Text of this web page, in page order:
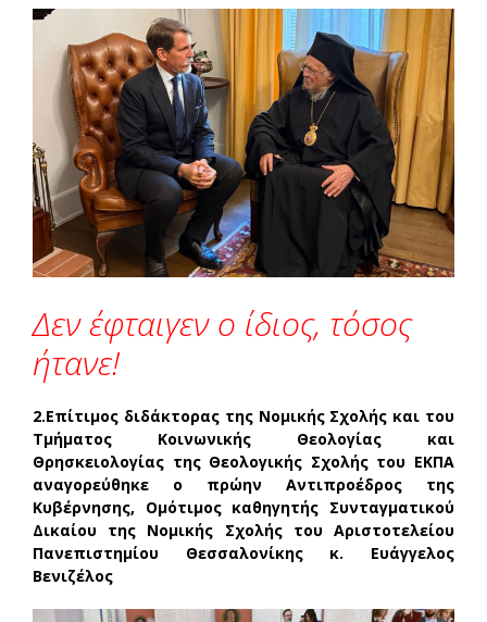
Δεν έφταιγεν ο ίδιος, τόσος
ήτανε!
2.Επίτιμος διδάκτορας της Νομικής Σχολής και του
Τμήματος Κοινωνικής Θεολογίας και
Θρησκειολογίας της Θεολογικής Σχολής του ΕΚΠΑ
αναγορεύθηκε ο πρώην Αντιπροέδρος της
Κυβέρνησης, Ομότιμος καθηγητής Συνταγματικού
Δικαίου της Νομικής Σχολής του Αριστοτελείου
Πανεπιστημίου Θεσσαλονίκης κ. Ευάγγελος
Βενιζέλος